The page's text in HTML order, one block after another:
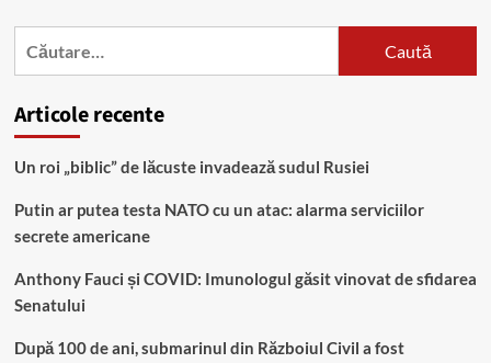
Caută
Articole recente
Un roi „biblic” de lăcuste invadează sudul Rusiei
Putin ar putea testa NATO cu un atac: alarma serviciilor
secrete americane
Anthony Fauci și COVID: Imunologul găsit vinovat de sfidarea
Senatului
După 100 de ani, submarinul din Războiul Civil a fost